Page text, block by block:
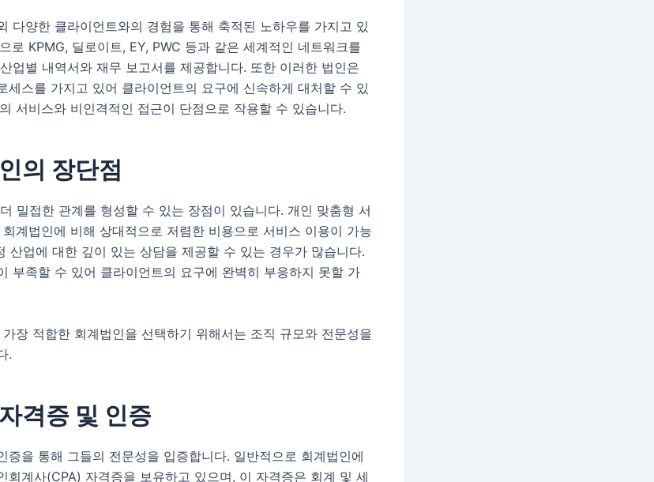
다양한 클라이언트와의 경험을 통해 축적된 노하우를 가지고 있
로 KPMG, 딜로이트, EY, PWC 등과 같은 세계적인 네트워크를
업별 내역서와 재무 보고서를 제공합니다. 또한 이러한 법인은
세스를 가지고 있어 클라이언트의 요구에 신속하게 대처할 수 있
서비스와 비인격적인 접근이 단점으로 작용할 수 있습니다.
의 장단점
밀접한 관계를 형성할 수 있는 장점이 있습니다. 개인 맞춤형 서
계법인에 비해 상대적으로 저렴한 비용으로 서비스 이용이 가능
산업에 대한 깊이 있는 상담을 제공할 수 있는 경우가 많습니다.
부족할 수 있어 클라이언트의 요구에 완벽히 부응하지 못할 가
장 적합한 회계법인을 선택하기 위해서는 조직 규모와 전문성을
.
격증 및 인증
증을 통해 그들의 전문성을 입증합니다. 일반적으로 회계법인에
회계사(CPA) 자격증을 보유하고 있으며, 이 자격증은 회계 및 세